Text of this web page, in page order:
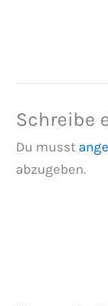
Schreibe
Du musst
abzugeben.